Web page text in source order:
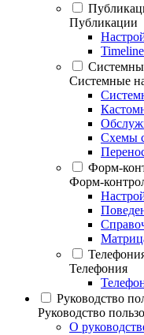
Публикации
Системные
Схемы
Форм-
Форм-
Телефония
Руководство
Руководство
О